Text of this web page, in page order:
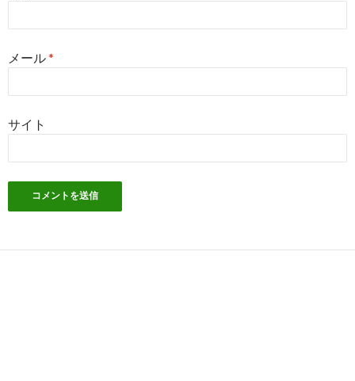
メール*
サイト